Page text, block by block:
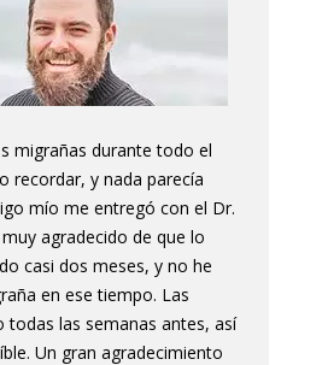
migrañas durante todo el
recordar, y nada parecía
mío me entregó con el Dr.
agradecido de que lo
casi dos meses, y no he
en ese tiempo. Las
todas las semanas antes, así
Un gran agradecimiento